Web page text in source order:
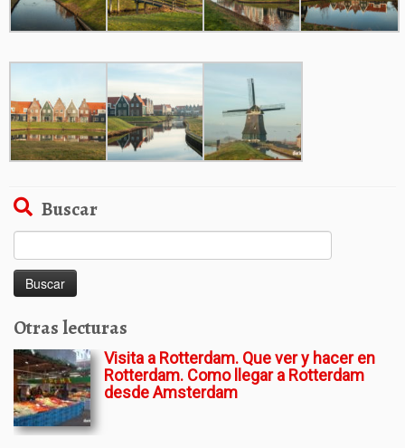
Buscar
Otras lecturas
Visita a Rotterdam. Que ver y hacer en
Rotterdam. Como llegar a Rotterdam
desde Amsterdam